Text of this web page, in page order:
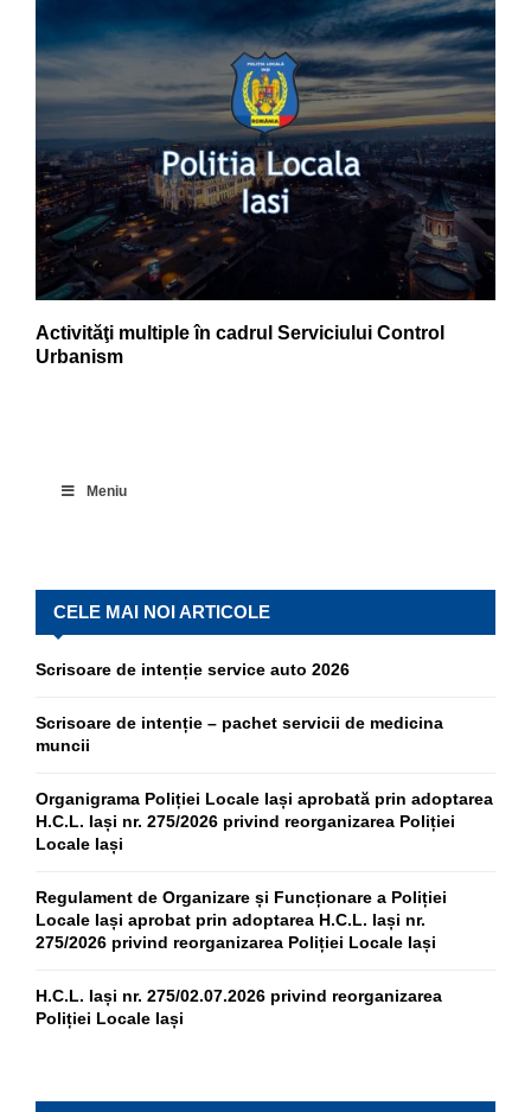
Activităţi multiple în cadrul Serviciului Control
Urbanism
Meniu
CELE MAI NOI ARTICOLE
Scrisoare de intenție service auto 2026
Scrisoare de intenție – pachet servicii de medicina
muncii
Organigrama Poliției Locale Iași aprobată prin adoptarea
H.C.L. Iași nr. 275/2026 privind reorganizarea Poliției
Locale Iași
Regulament de Organizare și Funcționare a Poliției
Locale Iași aprobat prin adoptarea H.C.L. Iași nr.
275/2026 privind reorganizarea Poliției Locale Iași
H.C.L. Iași nr. 275/02.07.2026 privind reorganizarea
Poliției Locale Iași